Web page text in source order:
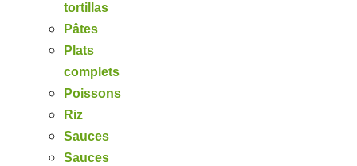
tortillas
Pâtes
Plats
complets
Poissons
Riz
Sauces
Sauces